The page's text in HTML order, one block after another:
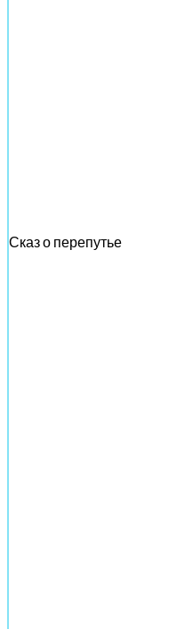
Сказ о перепутье